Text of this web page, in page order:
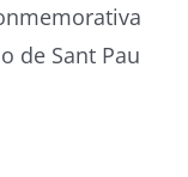
de Sant Pau